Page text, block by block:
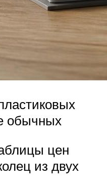
обычных
цен
из двух